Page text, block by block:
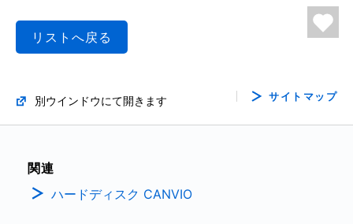
リストへ戻る
別ウインドウにて開きます サイトマップ
関連
ハードディスク CANVIO